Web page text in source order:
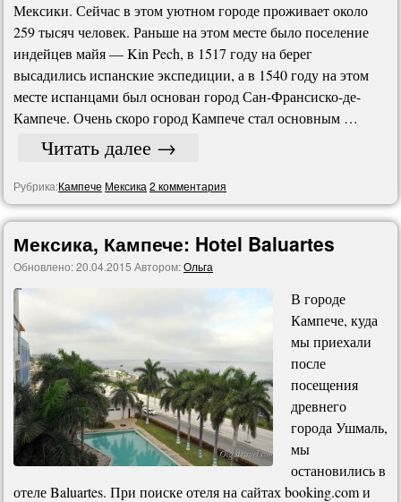
Мексики. Сейчас в этом уютном городе проживает около
259 тысяч человек. Раньше на этом месте было поселение
индейцев майя — Kin Pech, в 1517 году на берег
высадились испанские экспедиции, а в 1540 году на этом
месте испанцами был основан город Сан-Франсиско-де-
Кампече. Очень скоро город Кампече стал основным …
Читать далее →
Рубрика:Кампече Мексика 2 комментария
Мексика, Кампече: Hotel Baluartes
Обновлено:20.04.2015 Автором:Ольга
В городе
Кампече, куда
мы приехали
после
посещения
древнего
города Ушмаль,
мы
остановились в
отеле Baluartes. При поиске отеля на сайтах booking.com и